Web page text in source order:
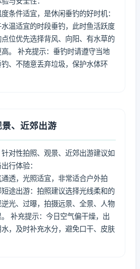
条件适宜，是休闲垂钓的好时机：
温适宜的时段垂钓，此时鱼活跃度
位优先选择背风、向阳、有水草的
。 补充提示：垂钓时请遵守当地
、不随意丢弃垃圾，保护水体环
、近郊出游
对性拍照、观景、近郊出游建议如
行体验：
透，光照适宜，非常适合户外拍
途出游：拍照建议选择光线柔和的
光、过曝，拍摄远景、全景、人物
补充提示：今日空气偏干燥，出
，及时补充水分，避免口干、皮肤